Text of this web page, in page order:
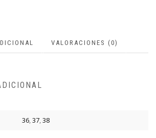
VALORACIONES (0)
36,37,38